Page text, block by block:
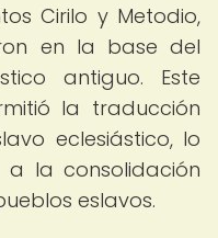
Cirilo y Metodio,
en la base del
antiguo. Este
la traducción
eclesiástico, lo
la consolidación
eslavos.